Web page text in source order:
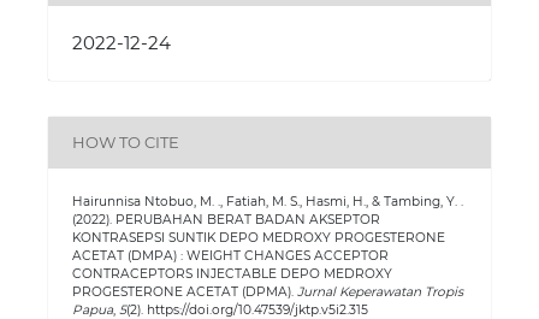
2022-12-24
HOW TO CITE
Hairunnisa Ntobuo, M. ., Fatiah, M. S., Hasmi, H., & Tambing, Y. .
(2022). PERUBAHAN BERAT BADAN AKSEPTOR
KONTRASEPSI SUNTIK DEPO MEDROXY PROGESTERONE
ACETAT (DMPA) : WEIGHT CHANGES ACCEPTOR
CONTRACEPTORS INJECTABLE DEPO MEDROXY
PROGESTERONE ACETAT (DPMA). Jurnal Keperawatan Tropis
Papua 5(2). https://doi.org/10.47539/jktp.v5i2.315